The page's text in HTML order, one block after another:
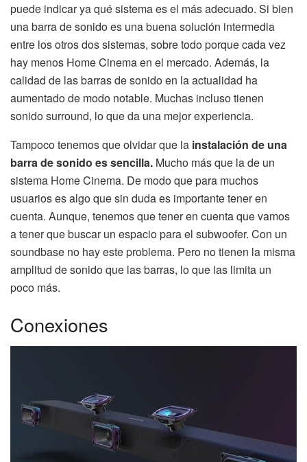
puede indicar ya qué sistema es el más adecuado. Si bien
una barra de sonido es una buena solución intermedia
entre los otros dos sistemas, sobre todo porque cada vez
hay menos Home Cinema en el mercado. Además, la
calidad de las barras de sonido en la actualidad ha
aumentado de modo notable. Muchas incluso tienen
sonido surround, lo que da una mejor experiencia.
Tampoco tenemos que olvidar que la instalación de una
barra de sonido es sencilla. Mucho más que la de un
sistema Home Cinema. De modo que para muchos
usuarios es algo que sin duda es importante tener en
cuenta. Aunque, tenemos que tener en cuenta que vamos
a tener que buscar un espacio para el subwoofer. Con un
soundbase no hay este problema. Pero no tienen la misma
amplitud de sonido que las barras, lo que las limita un
poco más.
Conexiones